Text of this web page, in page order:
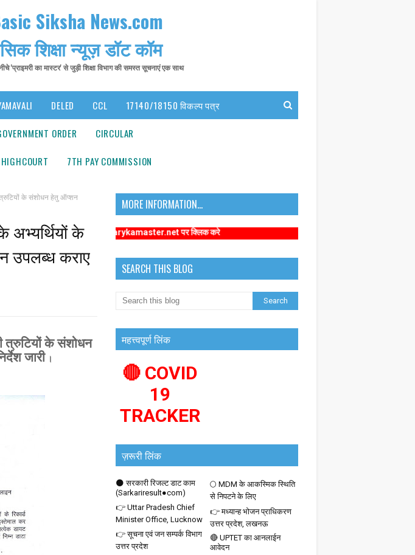
Siksha News.com
शिक्षा न्यूज़ डॉट कॉम
'प्राइमरी का मास्टर' से जुड़ी शिक्षा विभाग की समस्त सूचनाएं एक साथ
DELED CCL 17140/18150 विकल्प पत्र
ORDER CIRCULAR
7TH PAY COMMISSION
त्रुटियों के संशोधन हेतु ऑप्शन
अभ्यर्थियों के
उपलब्ध कराए
त्रुटियों के संशोधन
जारी ।
MORE INFORMATION...
https://www.primarykamaster.net पर क्लिक करे
SEARCH THIS BLOG
महत्त्वपूर्ण लिंक
🔴 COVID
19
TRACKER
ज़रूरी लिंक
🌑 सरकारी रिजल्ट डाट काम
(Sarkariresult●com)
🌕 MDM के आकस्मिक स्थिति
से निपटने के लिए
👉 Uttar Pradesh Chief
Minister Office, Lucknow
👉 मध्यान्ह भोजन प्राधिकरण
उत्तर प्रदेश, लखनऊ
👉 सूचना एवं जन सम्पर्क विभाग
उत्तर प्रदेश
🔴 UPTET का आनलाईन
आवेदन